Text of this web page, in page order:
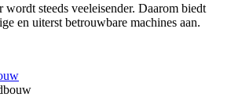
wordt steeds veeleisender. Daarom biedt
en uiterst betrouwbare machines aan.